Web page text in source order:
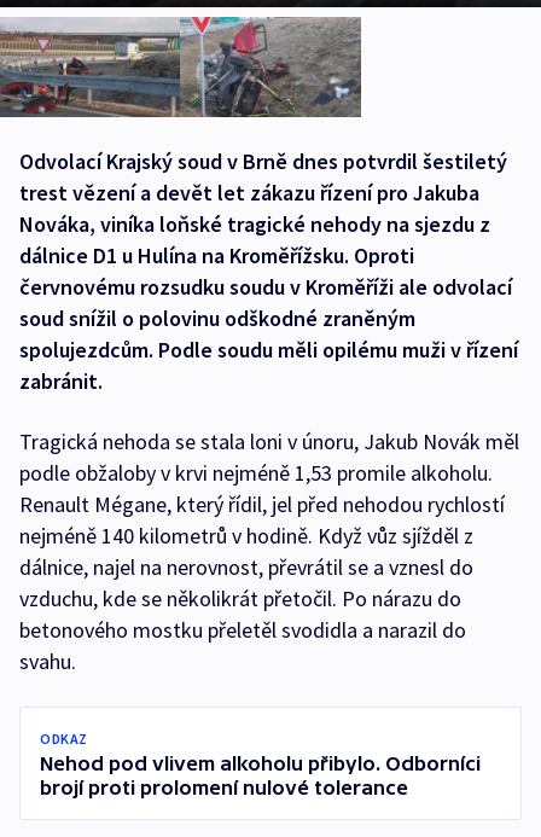
Odvolací Krajský soud v Brně dnes potvrdil šestiletý
trest vězení a devět let zákazu řízení pro Jakuba
Nováka, viníka loňské tragické nehody na sjezdu z
dálnice D1 u Hulína na Kroměřížsku. Oproti
červnovému rozsudku soudu v Kroměříži ale odvolací
soud snížil o polovinu odškodné zraněným
spolujezdcům. Podle soudu měli opilému muži v řízení
zabránit.
Tragická nehoda se stala loni v únoru, Jakub Novák měl
podle obžaloby v krvi nejméně 1,53 promile alkoholu.
Renault Mégane, který řídil, jel před nehodou rychlostí
nejméně 140 kilometrů v hodině. Když vůz sjížděl z
dálnice, najel na nerovnost, převrátil se a vznesl do
vzduchu, kde se několikrát přetočil. Po nárazu do
betonového mostku přeletěl svodidla a narazil do
svahu.
ODKAZ
Nehod pod vlivem alkoholu přibylo. Odborníci
brojí proti prolomení nulové tolerance